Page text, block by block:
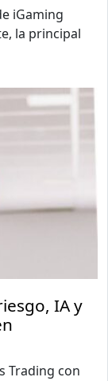
iGaming
la principal
IA y
Trading con